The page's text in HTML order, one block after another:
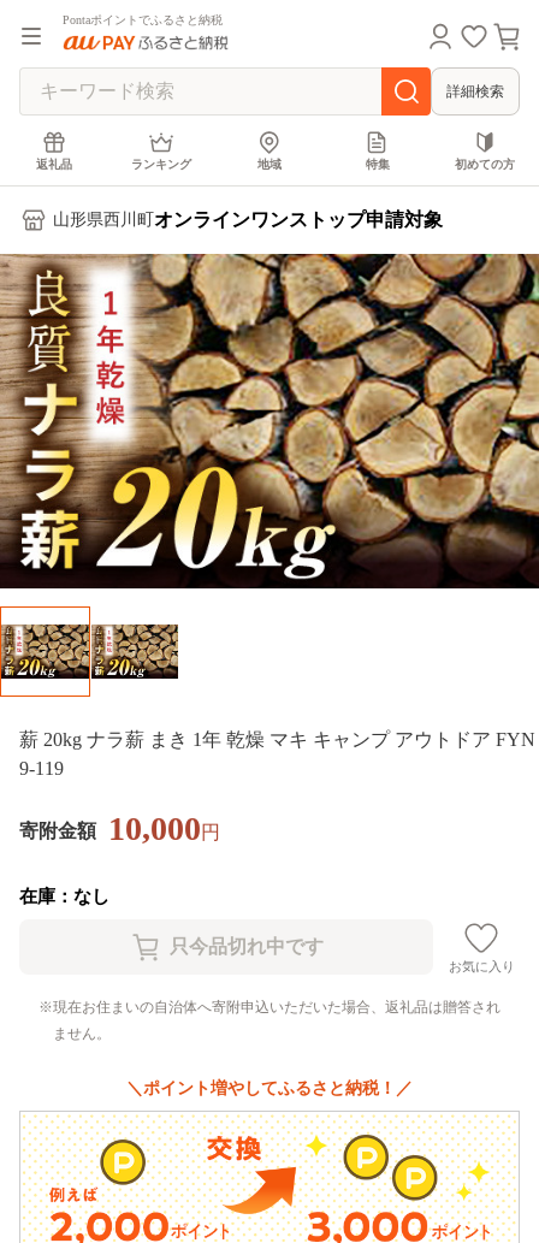
Pontaポイントでふるさと納税
詳細検索
返礼品 ランキング 地域 特集 初めての方
山形県西川町 オンラインワンストップ申請対象
薪 20kg ナラ薪 まき 1年 乾燥 マキ キャンプ アウトドア FYN
9-119
寄附金額 10,000円
在庫：なし
お気に入り
現在お住まいの自治体へ寄附申込いただいた場合、返礼品は贈答され
ません。
＼ポイント増やしてふるさと納税！／